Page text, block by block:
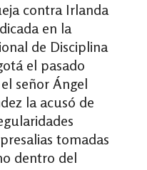
contra Irlanda
en la
de Disciplina
el pasado
señor Ángel
la acusó de
tomadas
dentro del